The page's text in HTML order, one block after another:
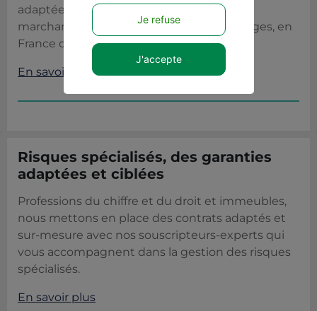
Je refuse
J'accepte
adaptées à la gestion de leur risque
marchandises transportées et de leurs litiges, en
France comme à l’étranger.
En savoir plus
Risques spécialisés, des garanties
adaptées et ciblées
Professions du chiffre et du droit et immeubles,
nous mettons en place des contrats adaptés et
sur-mesure avec nos souscripteurs-experts qui
vous accompagnent dans la gestion des risques
spécialisés.
En savoir plus